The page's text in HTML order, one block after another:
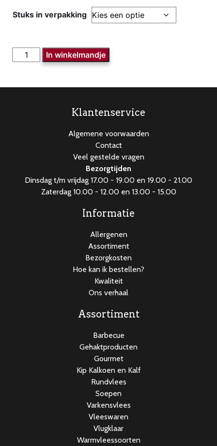
Stuks in verpakking
Knakworst
aantal
In winkelmandje
Klantenservice
Algemene voorwaarden
Contact
Veel gestelde vragen
Bezorgtijden
Dinsdag t/m vrijdag 17.00 - 19.00 en 19.00 - 21.00
Zaterdag 10.00 - 12.00 en 13.00 - 15.00
Informatie
Allergenen
Assortiment
Bezorgkosten
Hoe kan ik bestellen?
Kwaliteit
Ons verhaal
Assortiment
Barbecue
Gehaktproducten
Gourmet
Kip Kalkoen en Kalf
Rundvlees
Soepen
Varkensvlees
Vleeswaren
Vlugklaar
Warmvleessoorten